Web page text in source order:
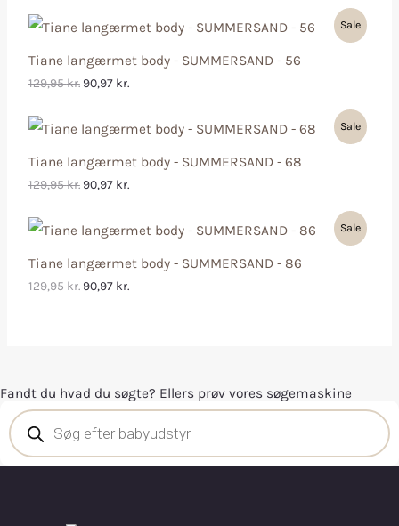
Tiane langærmet body - SUMMERSAND - 56
Sale
129,95kr. 90,97 kr.
Tiane langærmet body - SUMMERSAND - 68
Sale
129,95kr. 90,97 kr.
Tiane langærmet body - SUMMERSAND - 86
Sale
129,95kr. 90,97 kr.
Fandt du hvad du søgte? Ellers prøv vores søgemaskine